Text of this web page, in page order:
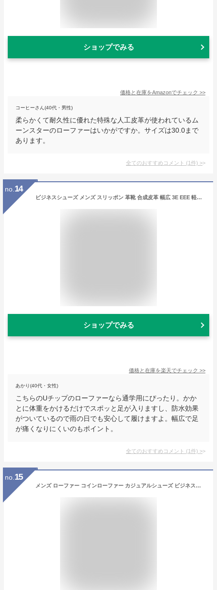
ショップでみる
価格と在庫をAmazonでチェック >>
コーヒーさん(40代・男性)
柔らかくて耐久性に優れた特殊な人工皮革が使われているム
ーンスターのローファーはいかがですか。サイズは30.0まで
あります。
全てのおすすめコメント (1件) >
no. 14
ビジネスシューズ メンズ スリッポン 革靴 合成皮革 幅広 3E EEE 軽量 ラウンドトゥ 紐 ローファー ストレートチップ Uチップ ビット 立ち仕事 脱ぎやすい 紳士靴 ブランド EZbiz【ビジネスシューズ 幅広 甲高】【ビジネスシューズ ローファー】
ショップでみる
価格と在庫を楽天でチェック >>
あかり(40代・女性)
こちらのUチップのローファーなら通学用にぴったり。かか
とに体重をかけるだけでスポッと足が入りますし、防水効果
がついているので雨の日でも安心して履けますよ。幅広で足
が痛くなりにくいのもポイント。
全てのおすすめコメント (1件) >
no. 15
メンズ ローファー コインローファー カジュアルシューズ ビジネスシューズ エナメル調 柔らかい PUレザー 防滑底 革靴 通勤 通学 学生 3E EEE 幅広 黒 ブラック black 24.5cm 25cm 25.5cm 26cm 26.5cm 27cm 27.5cm 28cm 29cm kp_24175